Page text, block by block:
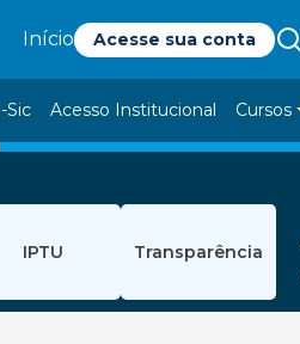
Início Acesse sua conta
Sic Acesso Institucional Cursos
IPTU Transparência